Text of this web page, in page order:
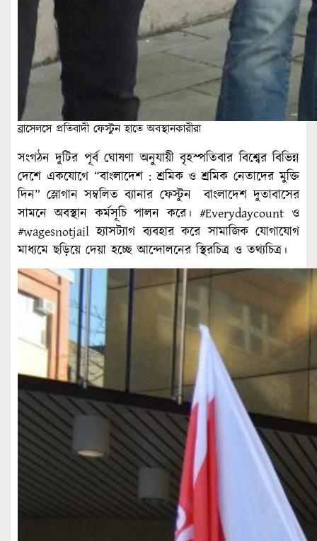
ব্রাসেলসে প্রতিবাদী ফেস্টুন হাতে অবস্থানকারীরা
সংগঠন দুটির পূর্ব ঘোষণা অনুযায়ী বৃহস্পতিবার বিশ্বের বিভিন্ন
দেশে একযোগে “বাংলাদেশ : শ্রমিক ও শ্রমিক নেতাদের মুক্তি
দিন” স্লোগান সম্বলিত ব্যানার ফেস্টুন বাংলাদেশ দুতাবাসের
সামনে অবস্থান কর্মসূচি পালন করে। #Everydaycount ও
#wagesnotjail হ্যাসট্যাগ ব্যবহার করে সামাজিক যোগাযোগ
মাধ্যমে ছড়িয়ে দেয়া হচ্ছে আন্দোলনের স্থিরচিত্র ও তথ্যচিত্র।